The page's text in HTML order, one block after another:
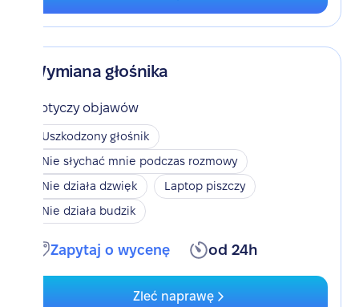
Wymiana głośnika
Dotyczy objawów
Uszkodzony głośnik
Nie słychać mnie podczas rozmowy
Nie działa dzwięk
Laptop piszczy
Nie działa budzik
Zapytaj o wycenę od 24h
Zleć naprawę